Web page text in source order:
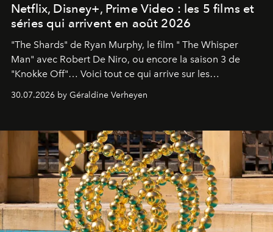
Netflix, Disney+, Prime Video : les 5 films et
séries qui arrivent en août 2026
"The Shards" de Ryan Murphy, le film " The Whisper
Man" avec Robert De Niro, ou encore la saison 3 de
"Knokke Off"… Voici tout ce qui arrive sur les
30.07.2026 by Géraldine Verheyen